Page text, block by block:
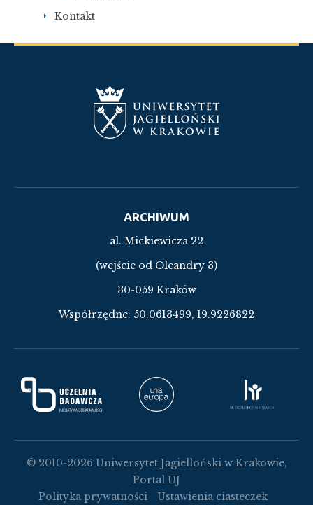
Kontakt
ARCHIWUM
al. Mickiewicza 22
(wejście od Oleandry 3)
30-059 Kraków
Współrzędne: 50.0613499, 19.9226822
© 2010-2026 Uniwersytet Jagielloński w Krakowie,
Portal UJ
Polityka prywatności
Ustawienia ciasteczek